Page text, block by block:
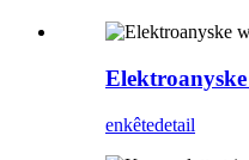
enkêtedetail